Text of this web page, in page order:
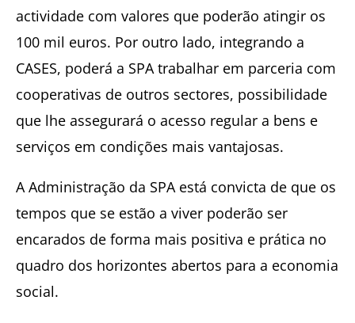
actividade com valores que poderão atingir os
100 mil euros. Por outro lado, integrando a
CASES, poderá a SPA trabalhar em parceria com
cooperativas de outros sectores, possibilidade
que lhe assegurará o acesso regular a bens e
serviços em condições mais vantajosas.
A Administração da SPA está convicta de que os
tempos que se estão a viver poderão ser
encarados de forma mais positiva e prática no
quadro dos horizontes abertos para a economia
social.